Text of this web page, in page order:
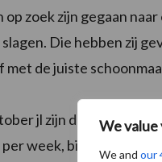
We
We and our
zoek zijn gegaan
Die hebben zij
met de juiste
jl zijn de
week, bij deze nieuwe